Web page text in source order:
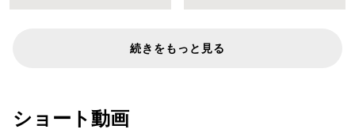
続きをもっと見る
ショート動画